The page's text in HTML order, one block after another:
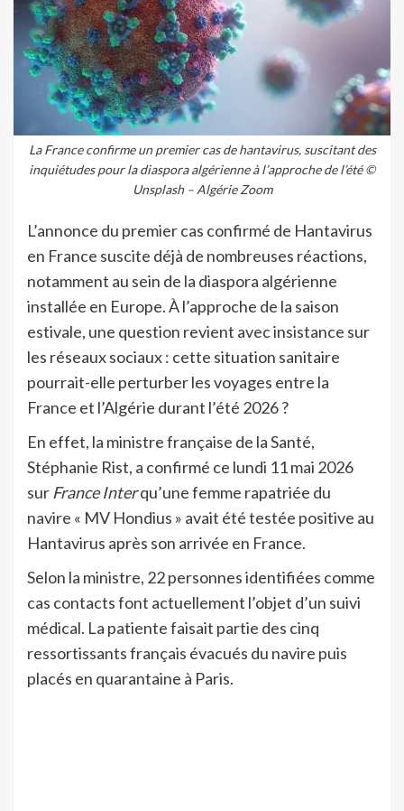
La France confirme un premier cas de hantavirus, suscitant des
inquiétudes pour la diaspora algérienne à l’approche de l’été ©
Unsplash – Algérie Zoom
L’annonce du premier cas confirmé de Hantavirus
en France suscite déjà de nombreuses réactions,
notamment au sein de la diaspora algérienne
installée en Europe. À l’approche de la saison
estivale, une question revient avec insistance sur
les réseaux sociaux : cette situation sanitaire
pourrait-elle perturber les voyages entre la
France et l’Algérie durant l’été 2026 ?
En effet, la ministre française de la Santé,
Stéphanie Rist, a confirmé ce lundi 11 mai 2026
sur France Interqu’une femme rapatriée du
navire « MV Hondius » avait été testée positive au
Hantavirus après son arrivée en France.
Selon la ministre, 22 personnes identifiées comme
cas contacts font actuellement l’objet d’un suivi
médical. La patiente faisait partie des cinq
ressortissants français évacués du navire puis
placés en quarantaine à Paris.